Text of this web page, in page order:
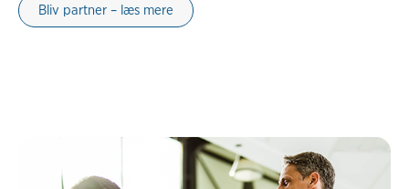
Bliv partner – læs mere